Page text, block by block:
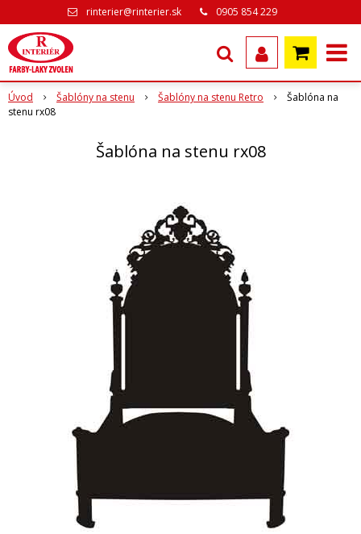
rinterier@rinterier.sk 0905 854 229
Úvod Šablóny na stenu Šablóny na stenu Retro
Šablóna na
stenu rx08
Šablóna na stenu rx08